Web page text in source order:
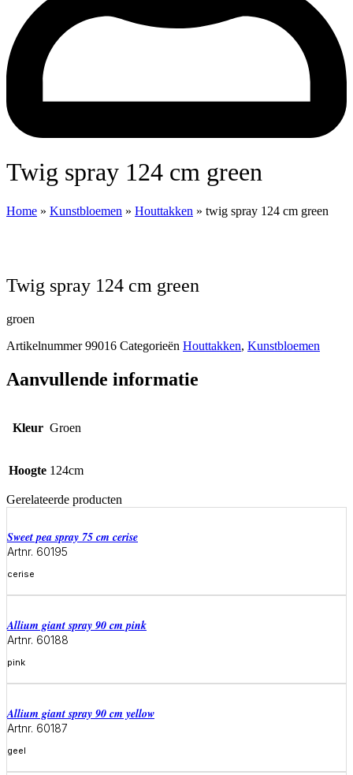
twig spray 124 cm green
Home » Kunstbloemen » Houttakken » twig spray 124 cm green
twig spray 124 cm green
groen
Artikelnummer99016 Categorieën Houttakken, Kunstbloemen
Aanvullende informatie
Kleur Groen
Hoogte 124cm
Gerelateerde producten
sweet pea spray 75 cm cerise
Artnr. 60195
cerise
allium giant spray 90 cm pink
Artnr. 60188
pink
Meer informatie
allium giant spray 90 cm yellow
Artnr. 60187
geel
Meer informatie